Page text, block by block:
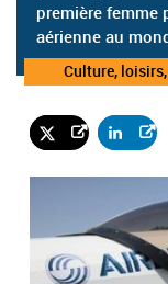
première femme
aérienne au
Catégorie
Culture,